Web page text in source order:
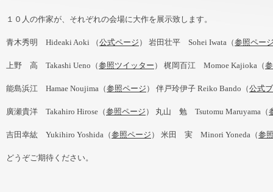
１０人の作家が、それぞれの会場に大作を展示致します。
青木秀明 Hideaki Aoki （公式ページ ） 岩田壮平 Sohei Iwata（参照ペー
上野 高 Takashi Ueno（参照ツイッター ） 梶岡百江 Momoe Kajioka（
能島浜江 Hamae Noujima（参照ページ ） 伴戸玲伊子 Reiko Bando（公式
廣瀬貴洋 Takahiro Hirose（参照ページ ） 丸山 勉 Tsutomu Maruyama（
吉田幸紘 Yukihiro Yoshida（参照ページ ） 米田 実 Minori Yoneda（参
どうぞご期待ください。